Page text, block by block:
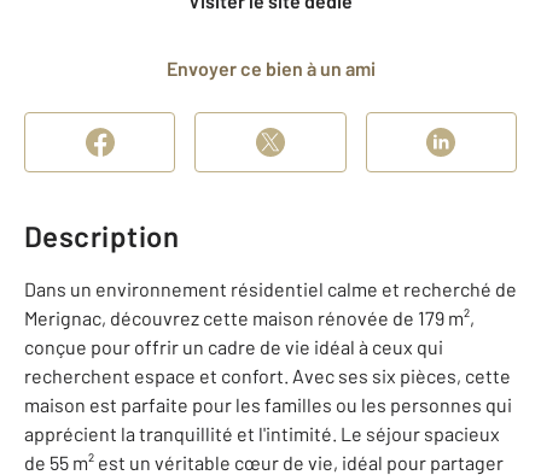
Envoyer ce bien à un ami
Description
Dans un environnement résidentiel calme et recherché de
Merignac, découvrez cette maison rénovée de 179 m²,
conçue pour offrir un cadre de vie idéal à ceux qui
recherchent espace et confort. Avec ses six pièces, cette
maison est parfaite pour les familles ou les personnes qui
apprécient la tranquillité et l'intimité. Le séjour spacieux
de 55 m² est un véritable cœur de vie, idéal pour partager